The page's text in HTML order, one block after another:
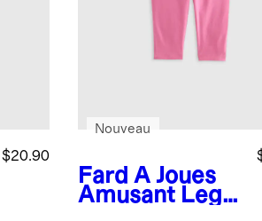
$20.90
Fard À Joues
Amusant Leggi
Nouveau